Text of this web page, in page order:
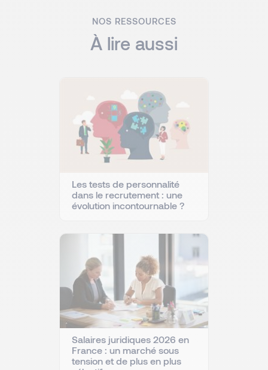
NOS RESSOURCES
À lire aussi
Les tests de personnalité
dans le recrutement : une
évolution incontournable ?
Salaires juridiques 2026 en
France : un marché sous
tension et de plus en plus